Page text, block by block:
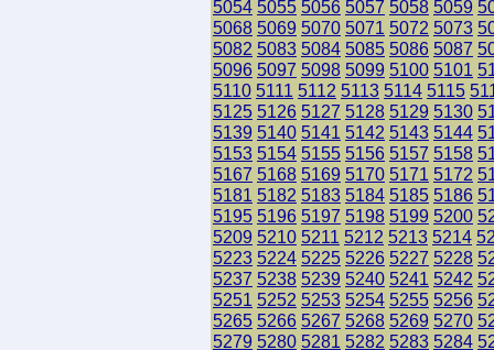
5054 5055 5056 5057 5058 5059
5068 5069 5070 5071 5072 5073
5082 5083 5084 5085 5086 5087
5096 5097 5098 5099 5100 5101
5110 5111 5112 5113 5114 5115
5125 5126 5127 5128 5129 5130
5139 5140 5141 5142 5143 5144
5153 5154 5155 5156 5157 5158
5167 5168 5169 5170 5171 5172
5181 5182 5183 5184 5185 5186
5195 5196 5197 5198 5199 5200
5209 5210 5211 5212 5213 5214
5223 5224 5225 5226 5227 5228
5237 5238 5239 5240 5241 5242
5251 5252 5253 5254 5255 5256
5265 5266 5267 5268 5269 5270
5279 5280 5281 5282 5283 5284